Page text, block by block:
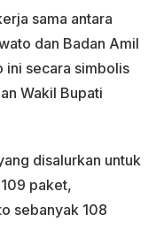
sama antara
dan Badan Amil
ini secara simbolis
Wakil Bupati
disalurkan untuk
paket,
sebanyak 108